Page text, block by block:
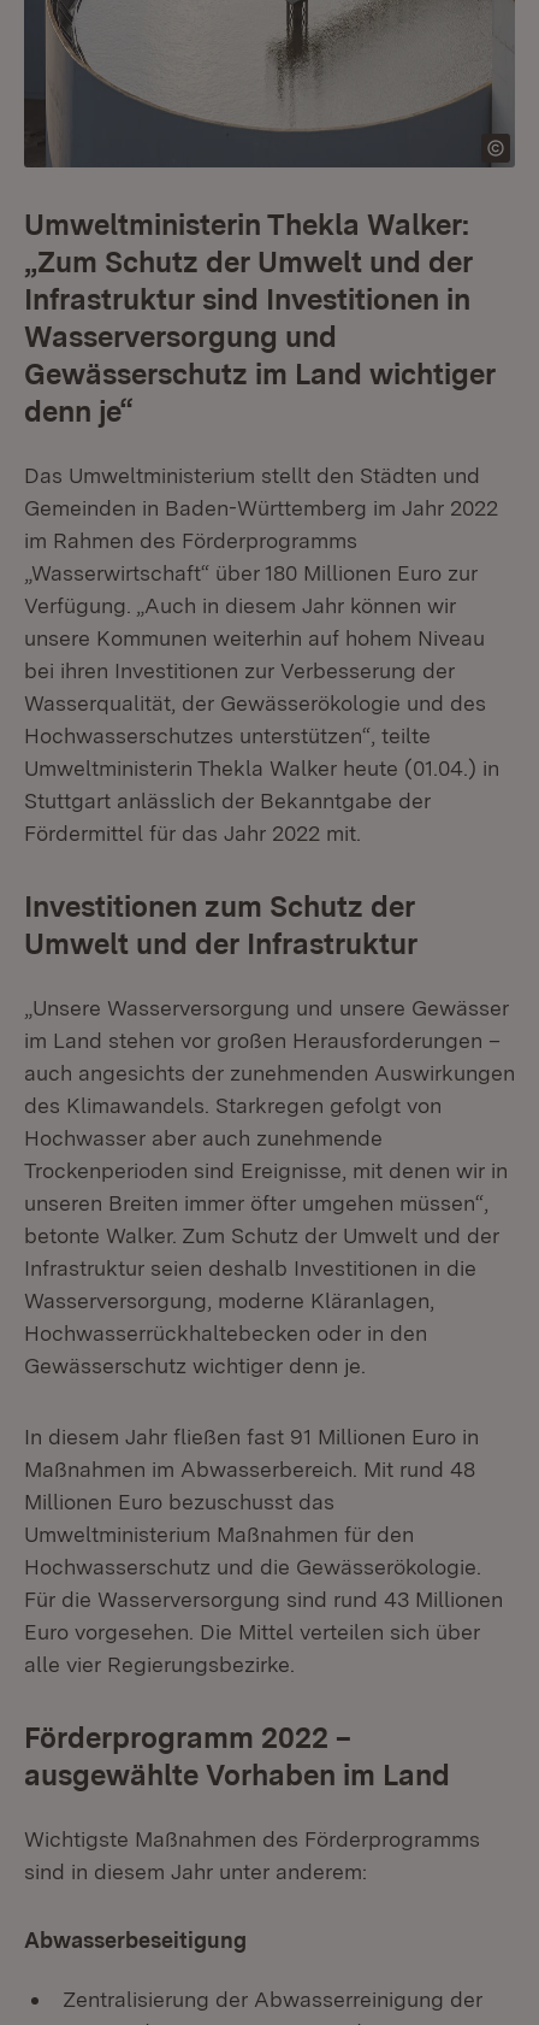
Umweltministerin Thekla Walker:
„Zum Schutz der Umwelt und der
Infrastruktur sind Investitionen in
Wasserversorgung und
Gewässerschutz im Land wichtiger
denn je“
Das Umweltministerium stellt den Städten und
Gemeinden in Baden-Württemberg im Jahr 2022
im Rahmen des Förderprogramms
„Wasserwirtschaft“ über 180 Millionen Euro zur
Verfügung. „Auch in diesem Jahr können wir
unsere Kommunen weiterhin auf hohem Niveau
bei ihren Investitionen zur Verbesserung der
Wasserqualität, der Gewässerökologie und des
Hochwasserschutzes unterstützen“, teilte
Umweltministerin Thekla Walker heute (01.04.) in
Stuttgart anlässlich der Bekanntgabe der
Fördermittel für das Jahr 2022 mit.
Investitionen zum Schutz der
Umwelt und der Infrastruktur
„Unsere Wasserversorgung und unsere Gewässer
im Land stehen vor großen Herausforderungen –
auch angesichts der zunehmenden Auswirkungen
des Klimawandels. Starkregen gefolgt von
Hochwasser aber auch zunehmende
Trockenperioden sind Ereignisse, mit denen wir in
unseren Breiten immer öfter umgehen müssen“,
betonte Walker. Zum Schutz der Umwelt und der
Infrastruktur seien deshalb Investitionen in die
Wasserversorgung, moderne Kläranlagen,
Hochwasserrückhaltebecken oder in den
Gewässerschutz wichtiger denn je.
In diesem Jahr fließen fast 91 Millionen Euro in
Maßnahmen im Abwasserbereich. Mit rund 48
Millionen Euro bezuschusst das
Umweltministerium Maßnahmen für den
Hochwasserschutz und die Gewässerökologie.
Für die Wasserversorgung sind rund 43 Millionen
Euro vorgesehen. Die Mittel verteilen sich über
alle vier Regierungsbezirke.
Förderprogramm 2022 –
ausgewählte Vorhaben im Land
Wichtigste Maßnahmen des Förderprogramms
sind in diesem Jahr unter anderem:
Abwasserbeseitigung
Zentralisierung der Abwasserreinigung der